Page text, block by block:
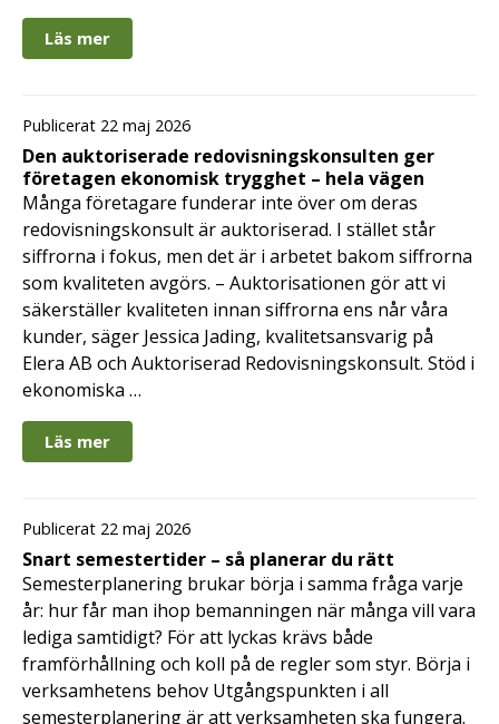
Läs mer
Publicerat 22 maj 2026
Den auktoriserade redovisningskonsulten ger
företagen ekonomisk trygghet – hela vägen
Många företagare funderar inte över om deras
redovisningskonsult är auktoriserad. I stället står
siffrorna i fokus, men det är i arbetet bakom siffrorna
som kvaliteten avgörs. – Auktorisationen gör att vi
säkerställer kvaliteten innan siffrorna ens når våra
kunder, säger Jessica Jading, kvalitetsansvarig på
Elera AB och Auktoriserad Redovisningskonsult. Stöd i
ekonomiska …
Läs mer
Publicerat 22 maj 2026
Snart semestertider – så planerar du rätt
Semesterplanering brukar börja i samma fråga varje
år: hur får man ihop bemanningen när många vill vara
lediga samtidigt? För att lyckas krävs både
framförhållning och koll på de regler som styr. Börja i
verksamhetens behov Utgångspunkten i all
semesterplanering är att verksamheten ska fungera.